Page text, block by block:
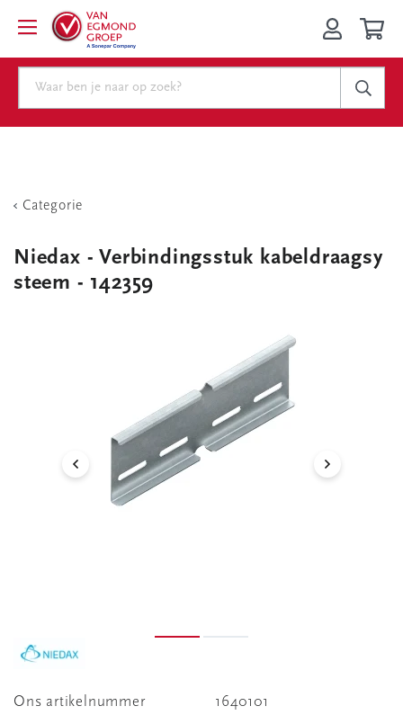
Categorie
Niedax - Verbindingsstuk kabeldraagsy
steem - 142359
Ons artikelnummer
1640101